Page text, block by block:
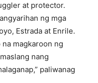
at protector.
ng mga
Estrada at Enrile.
magkaroon ng
nang
paliwanag